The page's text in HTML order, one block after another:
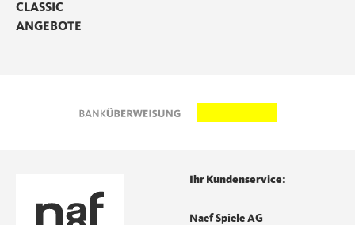
CLASSIC
ANGEBOTE
Ihr Kundenservice:
Naef Spiele AG